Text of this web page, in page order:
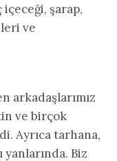
şarap,
ve
arkadaşlarımız
ve birçok
Ayrıca tarhana,
Biz